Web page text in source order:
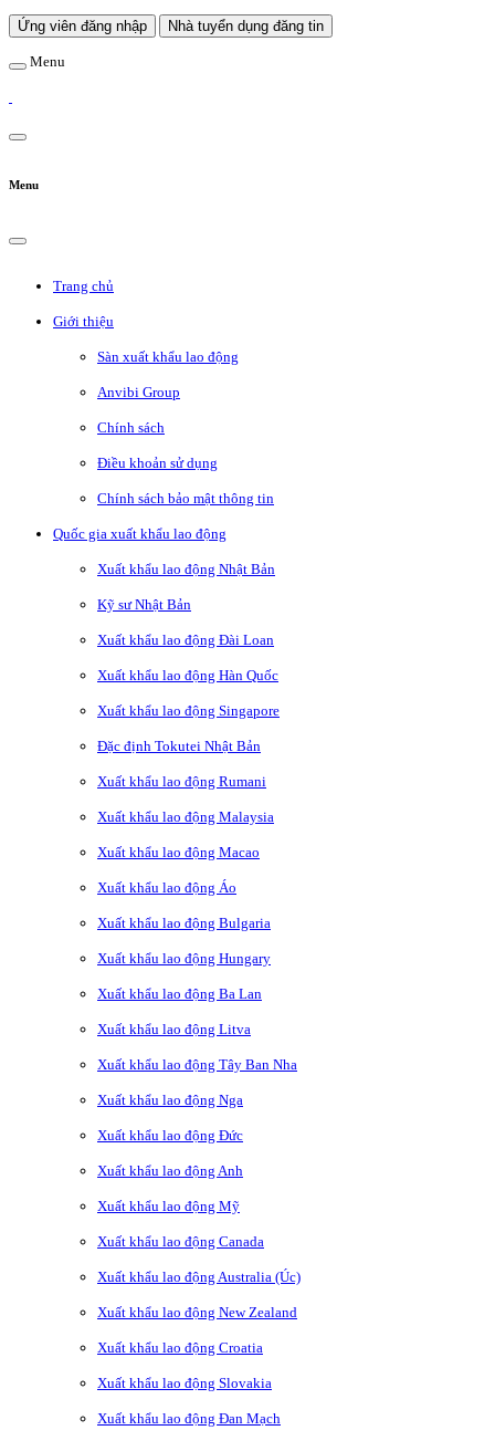
Ứng viên đăng nhập Nhà tuyển dụng đăng tin
Menu
Menu
Trang chủ
Giới thiệu
Sàn xuất khẩu lao động
Anvibi Group
Chính sách
Điều khoản sử dụng
Chính sách bảo mật thông tin
Quốc gia xuất khẩu lao động
Xuất khẩu lao động Nhật Bản
Kỹ sư Nhật Bản
Xuất khẩu lao động Đài Loan
Xuất khẩu lao động Hàn Quốc
Xuất khẩu lao động Singapore
Đặc định Tokutei Nhật Bản
Xuất khẩu lao động Rumani
Xuất khẩu lao động Malaysia
Xuất khẩu lao động Macao
Xuất khẩu lao động Áo
Xuất khẩu lao động Bulgaria
Xuất khẩu lao động Hungary
Xuất khẩu lao động Ba Lan
Xuất khẩu lao động Litva
Xuất khẩu lao động Tây Ban Nha
Xuất khẩu lao động Nga
Xuất khẩu lao động Đức
Xuất khẩu lao động Anh
Xuất khẩu lao động Mỹ
Xuất khẩu lao động Canada
Xuất khẩu lao động Australia (Úc)
Xuất khẩu lao động New Zealand
Xuất khẩu lao động Croatia
Xuất khẩu lao động Slovakia
Xuất khẩu lao động Đan Mạch